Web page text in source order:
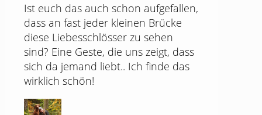
Ist euch das auch schon aufgefallen,
dass an fast jeder kleinen Brücke
diese Liebesschlösser zu sehen
sind? Eine Geste, die uns zeigt, dass
sich da jemand liebt.. Ich finde das
wirklich schön!